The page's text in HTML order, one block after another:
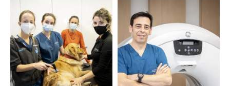
la salut de la columna vertebral
com la base del benestar
corporal general. Al llarg
d’aquest temps, POSTURAL
Andorra s’ha mantingut fidel a la
seva filosofia i ha apostat per
combinar la fisioteràpia i